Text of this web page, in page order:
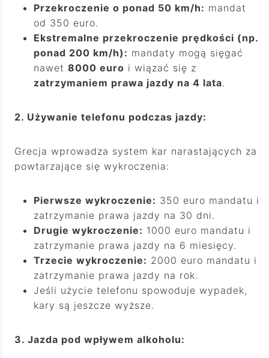
Przekroczenie o ponad 50 km/h: mandat
od 350 euro.
Ekstremalne przekroczenie prędkości (np.
ponad 200 km/h): mandaty mogą sięgać
nawet 8000 euro i wiązać się z
zatrzymaniem prawa jazdy na 4 lata.
2. Używanie telefonu podczas jazdy:
Grecja wprowadza system kar narastających za
powtarzające się wykroczenia:
Pierwsze wykroczenie: 350 euro mandatu i
zatrzymanie prawa jazdy na 30 dni.
Drugie wykroczenie: 1000 euro mandatu i
zatrzymanie prawa jazdy na 6 miesięcy.
Trzecie wykroczenie: 2000 euro mandatu i
zatrzymanie prawa jazdy na rok.
Jeśli użycie telefonu spowoduje wypadek,
kary są jeszcze wyższe.
3. Jazda pod wpływem alkoholu: